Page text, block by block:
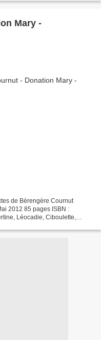
Mary -
de Bérengère Cournut
2012 85 pages ISBN :
Léocadie, Ciboulette,